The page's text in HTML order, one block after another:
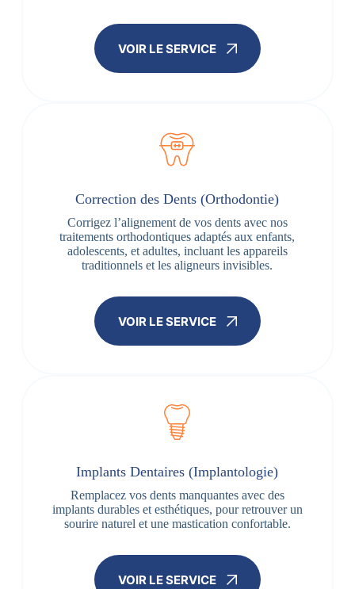
VOIR LE SERVICE
Correction des Dents (Orthodontie)
Corrigez l’alignement de vos dents avec nos
traitements orthodontiques adaptés aux enfants,
adolescents, et adultes, incluant les appareils
traditionnels et les aligneurs invisibles.
VOIR LE SERVICE
Implants Dentaires (Implantologie)
Remplacez vos dents manquantes avec des
implants durables et esthétiques, pour retrouver un
sourire naturel et une mastication confortable.
VOIR LE SERVICE